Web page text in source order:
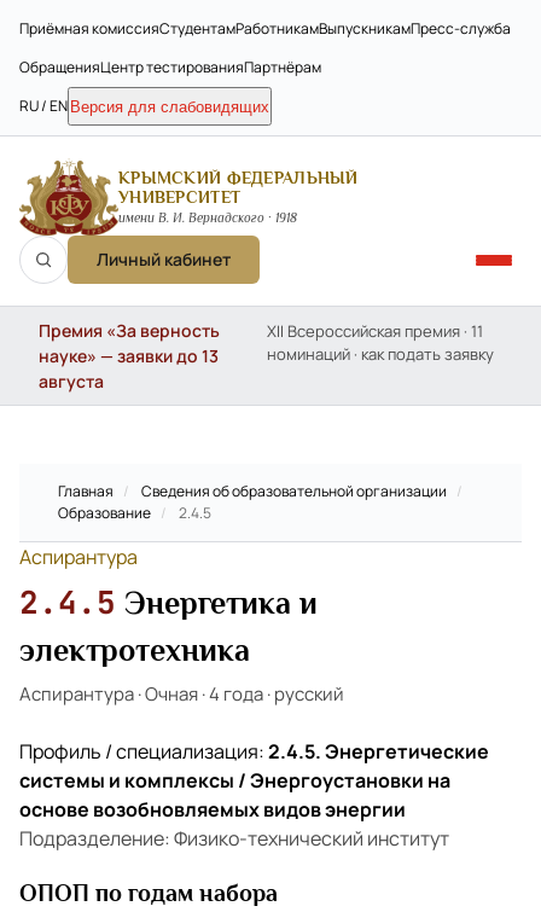
Приёмная комиссияСтудентамРаботникамВыпускникамПресс-служба
ОбращенияЦентр тестированияПартнёрам
RU / EN Версия для слабовидящих
КРЫМСКИЙ ФЕДЕРАЛЬНЫЙ
УНИВЕРСИТЕТ
имени В. И. Вернадского · 1918
Личный кабинет
Премия «За верность
науке» — заявки до 13
августа
XII Всероссийская премия · 11
номинаций · как подать заявку
Главная / Сведения об образовательной организации /
Образование / 2.4.5
Аспирантура
2.4.5 Энергетика и
электротехника
Аспирантура·Очная·4 года·русский
Профиль / специализация:2.4.5. Энергетические
системы и комплексы / Энергоустановки на
основе возобновляемых видов энергии
Подразделение: Физико-технический институт
ОПОП по годам набора